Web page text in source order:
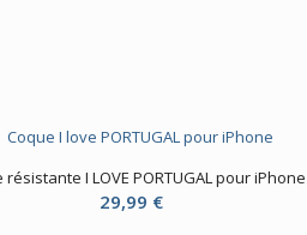
résistante I LOVE PORTUGAL pour iPhone
29,99 €